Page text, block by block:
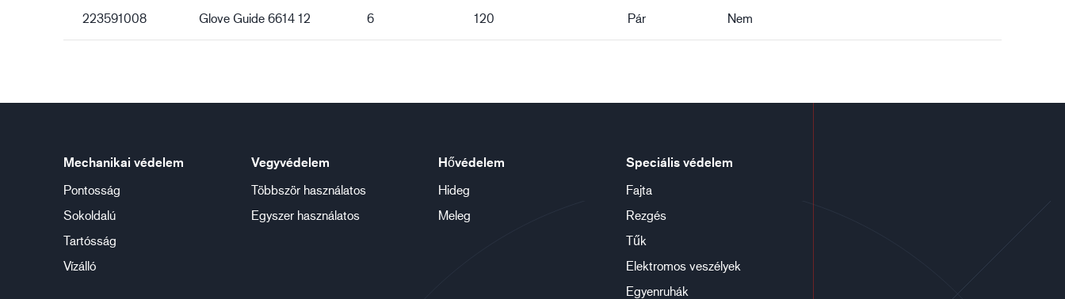
223591008 Glove Guide 6614 12 6 120 Pár Nem
Mechanikai védelem
Pontosság
Sokoldalú
Tartósság
Vízálló
Vegyvédelem
Többször használatos
Egyszer használatos
Hővédelem
Hideg
Meleg
Speciális védelem
Fajta
Rezgés
Tűk
Elektromos veszélyek
Egyenruhák